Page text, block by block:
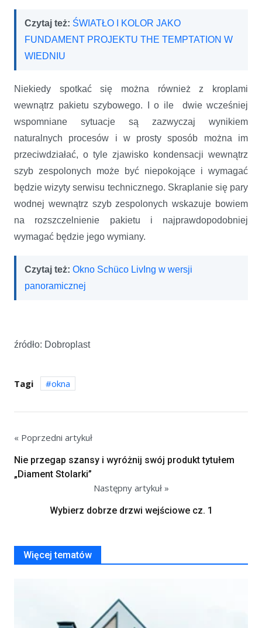
Czytaj też: ŚWIATŁO I KOLOR JAKO
FUNDAMENT PROJEKTU THE TEMPTATION W
WIEDNIU
Niekiedy spotkać się można również z kroplami
wewnątrz pakietu szybowego. I o ile dwie wcześniej
wspomniane sytuacje są zazwyczaj wynikiem
naturalnych procesów i w prosty sposób można im
przeciwdziałać, o tyle zjawisko kondensacji wewnątrz
szyb zespolonych może być niepokojące i wymagać
będzie wizyty serwisu technicznego. Skraplanie się pary
wodnej wewnątrz szyb zespolonych wskazuje bowiem
na rozszczelnienie pakietu i najprawdopodobniej
wymagać będzie jego wymiany.
Czytaj też: Okno Schüco LivIng w wersji
panoramicznej
źródło: Dobroplast
Tagi okna
« Poprzedni artykuł
Nie przegap szansy i wyróżnij swój produkt tytułem
„Diament Stolarki”
Następny artykuł »
Wybierz dobrze drzwi wejściowe cz. 1
Więcej tematów